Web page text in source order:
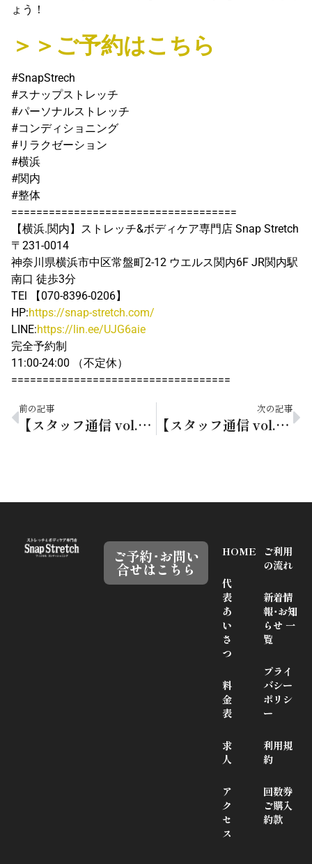
ょう！
＞＞ご予約はこちら
#SnapStrech
#スナップストレッチ
#パーソナルストレッチ
#コンディショニング
#リラクゼーション
#横浜
#関内
#整体
====================================
【横浜.関内】ストレッチ&ボディケア専門店 Snap Stretch
〒231-0014
神奈川県横浜市中区常盤町2-12 ウエルス関内6F JR関内駅
南口 徒歩3分
TEl 【070-8396-0206】
HP:https://snap-stretch.com/
LINE:https://lin.ee/UJG6aie
完全予約制
11:00-24:00 （不定休）
===================================
前の記事
【スタッフ通信 vol.220】水分補給をムダにしないためのポイント
次の記事
【スタッフ通信 vol.222】レジャー疲れの原因は太陽光！？
HOME
代
表
あ
い
さ
つ
料
金
表
求
人
ア
ク
セ
ス
ご利用
の流れ
新着情
報･お知
らせ 一
覧
プライ
バシー
ポリシ
ー
利用規
約
回数券
ご購入
約款
ご予約･お問い
合せはこちら